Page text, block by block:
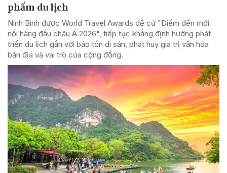
phẩm du lịch
Ninh Bình được World Travel Awards đề cử "Điểm đến mới
nổi hàng đầu châu Á 2026", tiếp tục khẳng định hướng phát
triển du lịch gắn với bảo tồn di sản, phát huy giá trị văn hóa
bản địa và vai trò của cộng đồng.